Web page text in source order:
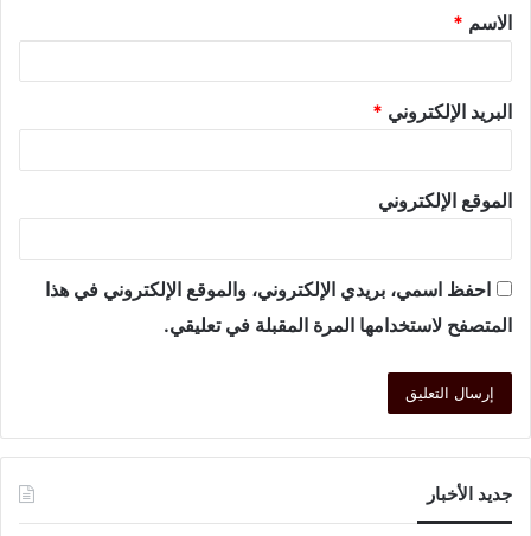
الاسم *
البريد الإلكتروني *
الموقع الإلكتروني
احفظ اسمي، بريدي الإلكتروني، والموقع الإلكتروني في هذا
المتصفح لاستخدامها المرة المقبلة في تعليقي.
جديد الأخبار